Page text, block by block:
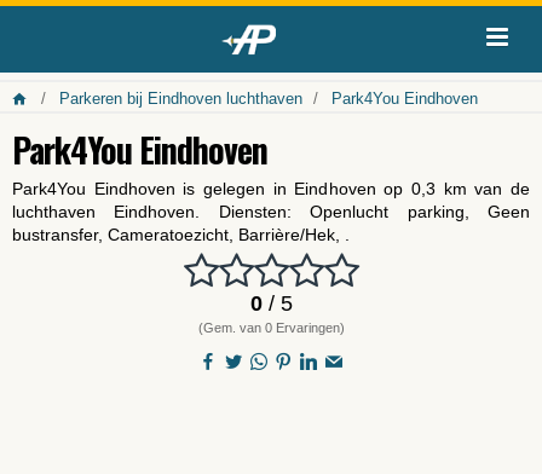
Parkeren bij Eindhoven luchthaven Park4You Eindhoven
Park4You Eindhoven
Park4You Eindhoven is gelegen in Eindhoven op 0,3 km van de
luchthaven Eindhoven. Diensten: Openlucht parking, Geen
bustransfer, Cameratoezicht, Barrière/Hek, .
0/ 5
(Gem. van 0 Ervaringen)